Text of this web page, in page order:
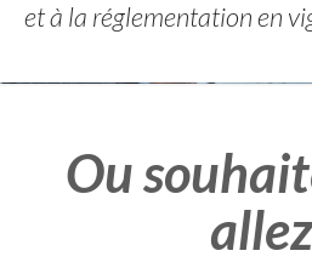
et à la réglementation en
Ou